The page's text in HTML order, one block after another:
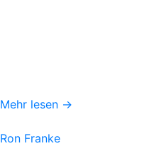
Mehr lesen →
Ron Franke